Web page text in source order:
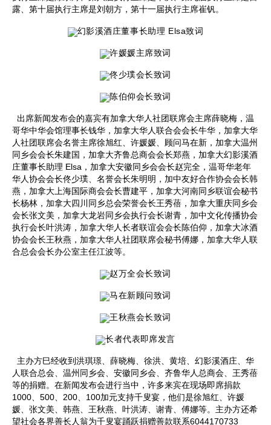
露、第十届执行主席是刘朝方，第十一届执行主席崔钒。
幻影溪酒庄董事长助理 Elsa致词
许媛媛主席致词
佟少璞会长致词
陈伯仰会长致词
出席新闻发布会的嘉宾有加拿大华人社团联席会主席薛晓梅，温
哥华中华会馆理事长钱华，加拿大华人联合会会长牛华，加拿大华
人社团联席会名誉主席徐旭红、许媛媛、顾问马在新，加拿大温州
同乡会会长朱建国，加拿大齐鲁总商会会长郑燕，加拿大幻影溪酒
庄董事长助理 Elsa，加拿大安徽同乡会会长赵完全，温哥华老年
华人协会会长佟少璞、名誉会长朱明明，加中友好合作协会会长韩
燕，加拿大上海国际商会会长曹建平，加拿大河南同乡联谊会秘书
长杨林，加拿大四川同乡总会荣誉会长王秀蓓，加拿大重庆同乡会
会长张文美，加拿大龙岩同乡会执行会长谢青，加中文化传播协会
执行会长叶洪涛，加拿大华人长者联谊会会长陈伯仰，加拿大冰酒
协会会长王秋燕，加拿大华人社团联席会秘书傅娜，加拿大华人联
合总会会长办公室主任江波等。
赵万全会长致词
马在新顾问致词
王秋燕会长致词
长者代表即席发言
主办方巳经收到洪琪璟、薛晓梅、徐洪、黄培、幻影溪酒庄、华
人联合总会、温州同乡会、安徽同乡会、齐鲁华人总商会、王秀蓓
等的捐赠。在新闻发布会进行当中，许多来宾在现场即席捐款
1000、500、200、100加元支持千叟宴，他们是徐旭红、许媛
媛、张文美、韩燕、王秋燕、叶洪涛、谢青、傅娜等。主办方还希
望社会各界善长人翁为千叟宴踊跃捐赠善款联系6044170733